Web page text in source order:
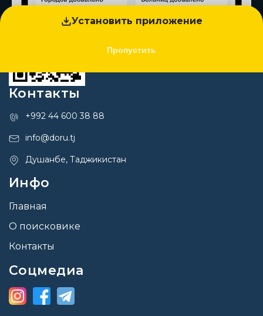
Установить приложение
Пропустить
Контакты
+992 44 600 38 88
info@doru.tj
Душанбе, Таджикистан
Инфо
Главная
О поисковике
Контакты
Соцмедиа